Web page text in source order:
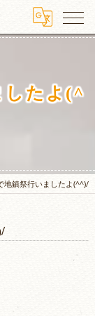
したよ(^
地鎮祭行いましたよ(^^)/